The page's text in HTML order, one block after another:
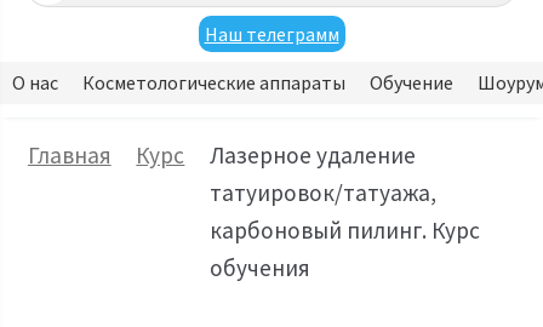
Наш телеграмм
О нас Косметологические аппараты Обучение
Главная Курс
Лазерное удаление
татуировок/татуажа,
карбоновый пилинг. Курс
обучения